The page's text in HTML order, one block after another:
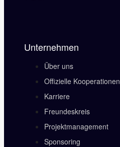
Unternehmen
Über uns
Offizielle Kooperationen
Karriere
Freundeskreis
Projektmanagement
Sponsoring